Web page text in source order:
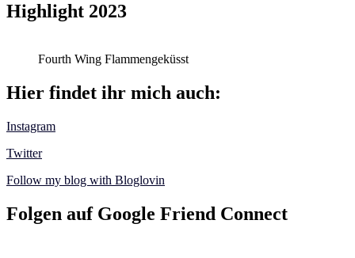
Highlight 2023
Fourth Wing Flammengeküsst
Hier findet ihr mich auch:
Instagram
Twitter
Follow my blog with Bloglovin
Folgen auf Google Friend Connect